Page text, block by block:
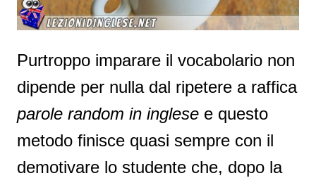
Purtroppo imparare il vocabolario non
dipende per nulla dal ripetere a raffica
parole random in inglese e questo
metodo finisce quasi sempre con il
demotivare lo studente che, dopo la